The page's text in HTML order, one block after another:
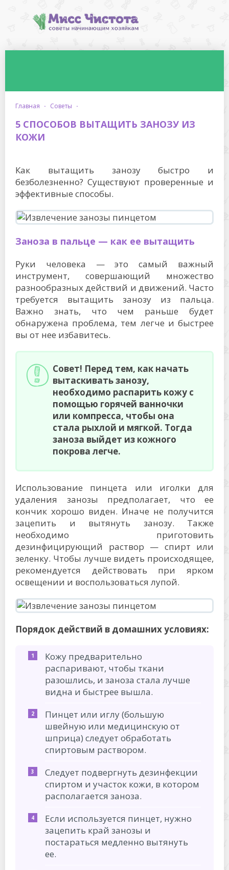
главная · советы ·
5 СПОСОБОВ ВЫТАЩИТЬ ЗАНОЗУ ИЗ
КОЖИ
Как вытащить занозу быстро и
безболезненно? Существуют проверенные и
эффективные способы.
Заноза в пальце — как ее вытащить
Руки человека — это самый важный
инструмент, совершающий множество
разнообразных действий и движений. Часто
требуется вытащить занозу из пальца.
Важно знать, что чем раньше будет
обнаружена проблема, тем легче и быстрее
вы от нее избавитесь.
Совет! Перед тем, как начать
вытаскивать занозу,
необходимо распарить кожу с
помощью горячей ванночки
или компресса, чтобы она
стала рыхлой и мягкой. Тогда
заноза выйдет из кожного
покрова легче.
Использование пинцета или иголки для
удаления занозы предполагает, что ее
кончик хорошо виден. Иначе не получится
зацепить и вытянуть занозу. Также
необходимо приготовить
дезинфицирующий раствор — спирт или
зеленку. Чтобы лучше видеть происходящее,
рекомендуется действовать при ярком
освещении и воспользоваться лупой.
Порядок действий в домашних условиях:
Кожу предварительно
распаривают, чтобы ткани
разошлись, и заноза стала лучше
видна и быстрее вышла.
Пинцет или иглу (большую
швейную или медицинскую от
шприца) следует обработать
спиртовым раствором.
Следует подвергнуть дезинфекции
спиртом и участок кожи, в котором
располагается заноза.
Если используется пинцет, нужно
зацепить край занозы и
постараться медленно вытянуть
ее.